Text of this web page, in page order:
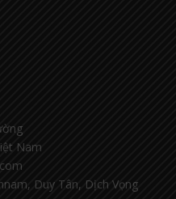
Nam
Duy Tân, Dịch Vọng